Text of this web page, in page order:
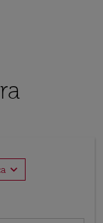
expand_more